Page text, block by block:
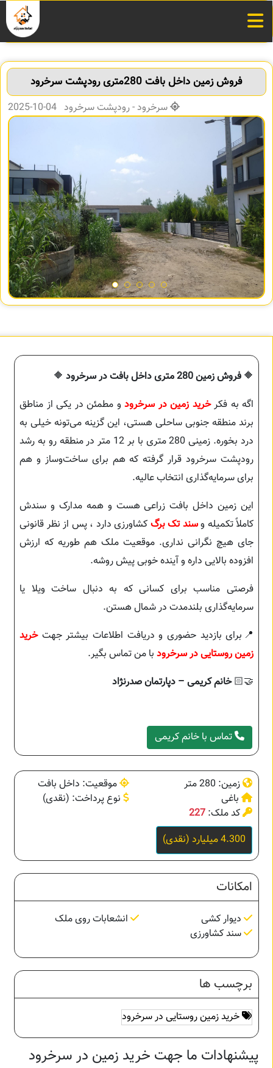
فروش زمین داخل بافت 280متری رودپشت سرخرود
سرخرود - رودپشت سرخرود 04-10-2025
🔶 فروش زمین 280 متری داخل بافت در سرخرود
🔶
اگه به فکرخرید زمین در سرخرود و مطمئن در یکی از مناطق
برند منطقه جنوبی ساحلی هستی، این گزینه می‌تونه خیلی به
درد بخوره. زمینی 280 متری با بر 12 متر در منطقه رو به رشد
رودپشت سرخرود قرار گرفته که هم برای ساخت‌وساز و هم
برای سرمایه‌گذاری انتخاب عالیه.
این زمین داخل بافت زراعی هست و همه مدارک و سندش
کاملاً تکمیله وسند تک برگ کشاورزی دارد ، پس از نظر قانونی
جای هیچ نگرانی نداری. موقعیت ملک هم طوریه که ارزش
افزوده بالایی داره و آینده خوبی پیش روشه.
فرصتی مناسب برای کسانی که به دنبال ساخت ویلا یا
سرمایه‌گذاری بلندمدت در شمال هستن.
📍برای بازدید حضوری و دریافت اطلاعات بیشتر جهتخرید
زمین روستایی در سرخرود با من تماس بگیر.
🤝🏻خانم کریمی – دپارتمان صدرنژاد
تماس با خانم کریمی
زمین: 280 متر
موقعیت: داخل بافت
باغی
نوع پرداخت: (نقدی)
کد ملک: 227
4.300 میلیارد (نقدی)
امکانات
دیوار کشی
انشعابات روی ملک
سند کشاورزی
برچسب ها
خرید زمین روستایی در سرخرود
پیشنهادات ما جهت خرید زمین در سرخرود